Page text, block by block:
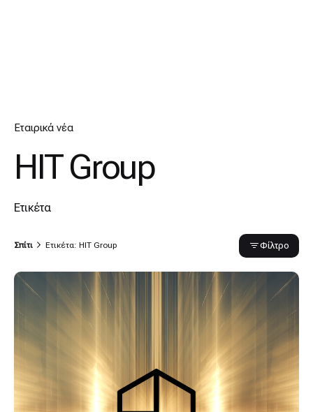
Εταιρικά νέα
HIT Group
Ετικέτα
Σπίτι Ετικέτα: HIT Group Φίλτρο